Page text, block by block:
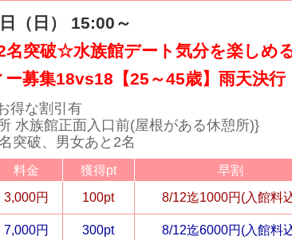
（日） 15:00～
名突破☆水族館デート気分を楽しめ
ー募集18vs18【25～45歳】雨天決行
得な割引有
水族館正面入口前(屋根がある休憩所)}
突破、男女あと2名
料金 獲得pt 早割
3,000円 100pt 8/12迄1000円(入館料
7,000円 300pt 8/12迄6000円(入館料